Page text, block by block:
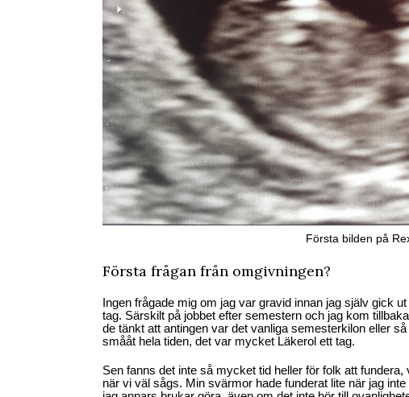
Första bilden på
Första frågan från omgivningen?
Ingen frågade mig om jag var gravid innan jag själv gick
tag. Särskilt på jobbet efter semestern och jag kom
de tänkt att antingen var det vanliga semesterkilon eller
smååt hela tiden, det var mycket Läkerol ett tag.
Sen fanns det inte så mycket tid heller för folk att
när vi väl sågs. Min svärmor hade funderat lite när jag